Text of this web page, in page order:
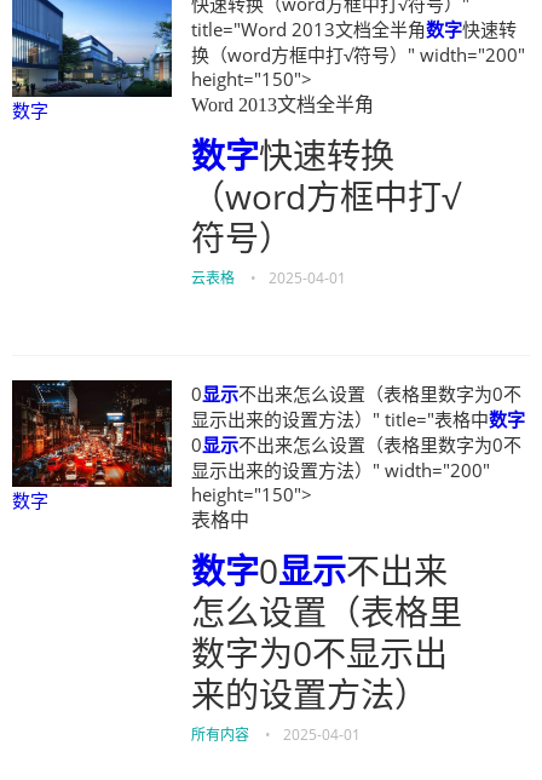
数字
title="Word 2013文档全半角数字快速转
换（word方框中打√符号）" width="200"
height="150">
Word 2013文档全半角
数字快速转换
（word方框中打√
符号）
云表格 • 2025-04-01
数字
0显示不出来怎么设置（表格里数字为0不
显示出来的设置方法）" title="表格中数字
0显示不出来怎么设置（表格里数字为0不
显示出来的设置方法）" width="200"
height="150">
表格中
数字0显示不出来
怎么设置（表格里
数字为0不显示出
来的设置方法）
所有内容 • 2025-04-01